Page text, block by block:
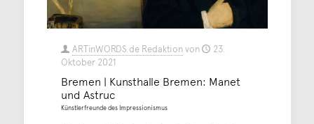
ARTinWORDS.de Redaktionvon
23.
Oktober 2021
Bremen | Kunsthalle Bremen: Manet
und Astruc
Künstlerfreunde des Impressionismus